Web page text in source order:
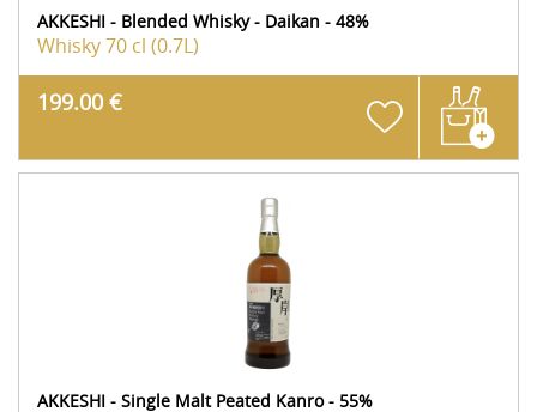
AKKESHI - Blended Whisky - Daikan - 48%
Whisky70 cl (0.7L)
199.00 €
AKKESHI - Single Malt Peated Kanro - 55%